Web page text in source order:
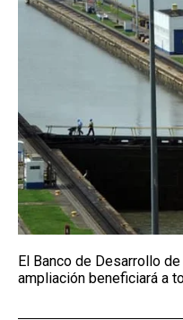
El Banco de Desarrollo
ampliación beneficiará a